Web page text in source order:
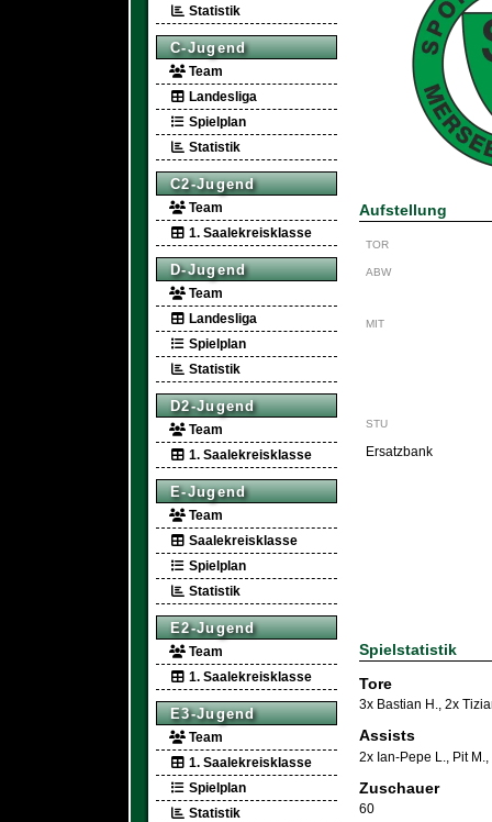
Statistik
C-Jugend
Team
Landesliga
Spielplan
Statistik
C2-Jugend
Team
1. Saalekreisklasse
D-Jugend
Team
Landesliga
Spielplan
Statistik
D2-Jugend
Team
1. Saalekreisklasse
E-Jugend
Team
Saalekreisklasse
Spielplan
Statistik
E2-Jugend
Team
1. Saalekreisklasse
E3-Jugend
Team
1. Saalekreisklasse
Spielplan
Statistik
Aufstellung
TOR
ABW
MIT
STU
Ersatzbank
Spielstatistik
Tore
3x Bastian H., 2x
Assists
2x Ian-Pepe L. Pit M.
Zuschauer
60